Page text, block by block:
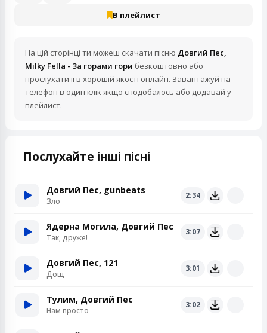
В плейлист
На цій сторінці ти можеш скачати пісню Довгий Пес,
Milky Fella - За горами гори безкоштовно або
прослухати її в хорошій якості онлайн. Завантажуй на
телефон в один клік якщо сподобалось або додавай у
плейлист.
Послухайте інші пісні
Довгий Пес, gunbeats
Зло
2:34
Ядерна Могила, Довгий Пес
Так, друже!
3:07
Довгий Пес, 121
Дощ
3:01
Тулим, Довгий Пес
Нам просто
3:02